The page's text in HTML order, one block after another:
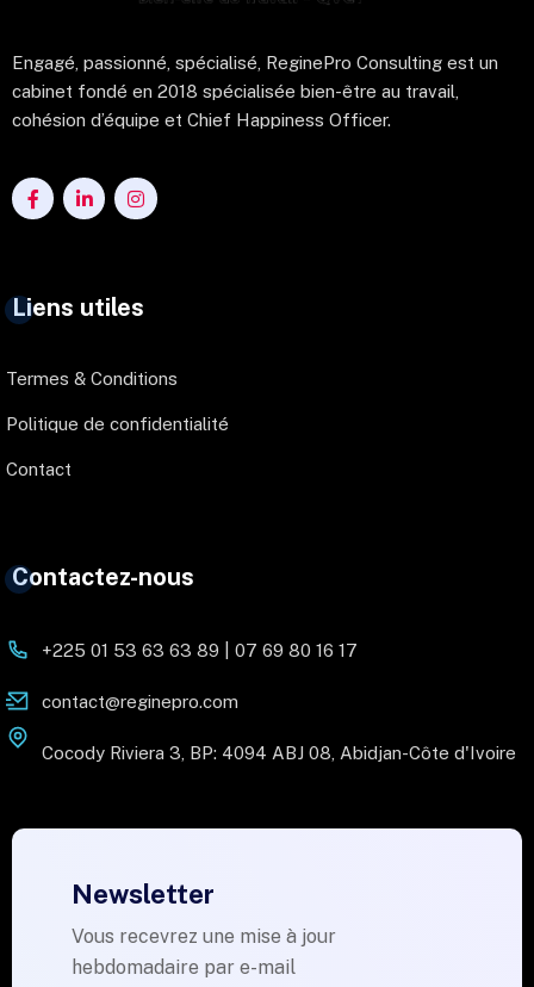
Engagé, passionné, spécialisé, ReginePro Consulting est un
cabinet fondé en 2018 spécialisée bien-être au travail,
cohésion d’équipe et Chief Happiness Officer.
Liens utiles
Termes & Conditions
Politique de confidentialité
Contact
Contactez-nous
+225 01 53 63 63 89 | 07 69 80 16 17
contact@reginepro.com
Cocody Riviera 3, BP: 4094 ABJ 08, Abidjan-Côte d'Ivoire
Newsletter
Vous recevrez une mise à jour
hebdomadaire par e-mail